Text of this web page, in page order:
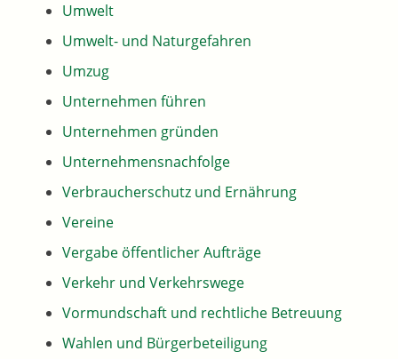
Umwelt
Umwelt- und Naturgefahren
Umzug
Unternehmen führen
Unternehmen gründen
Unternehmensnachfolge
Verbraucherschutz und Ernährung
Vereine
Vergabe öffentlicher Aufträge
Verkehr und Verkehrswege
Vormundschaft und rechtliche Betreuung
Wahlen und Bürgerbeteiligung